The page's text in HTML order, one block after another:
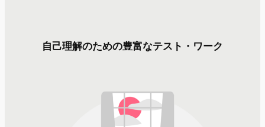
自己理解のための豊富なテスト・ワーク